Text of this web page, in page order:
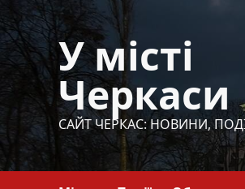
Перейти
до
вмісту
У місті
Черкаси
САЙТ ЧЕРКАС: НОВИНИ,